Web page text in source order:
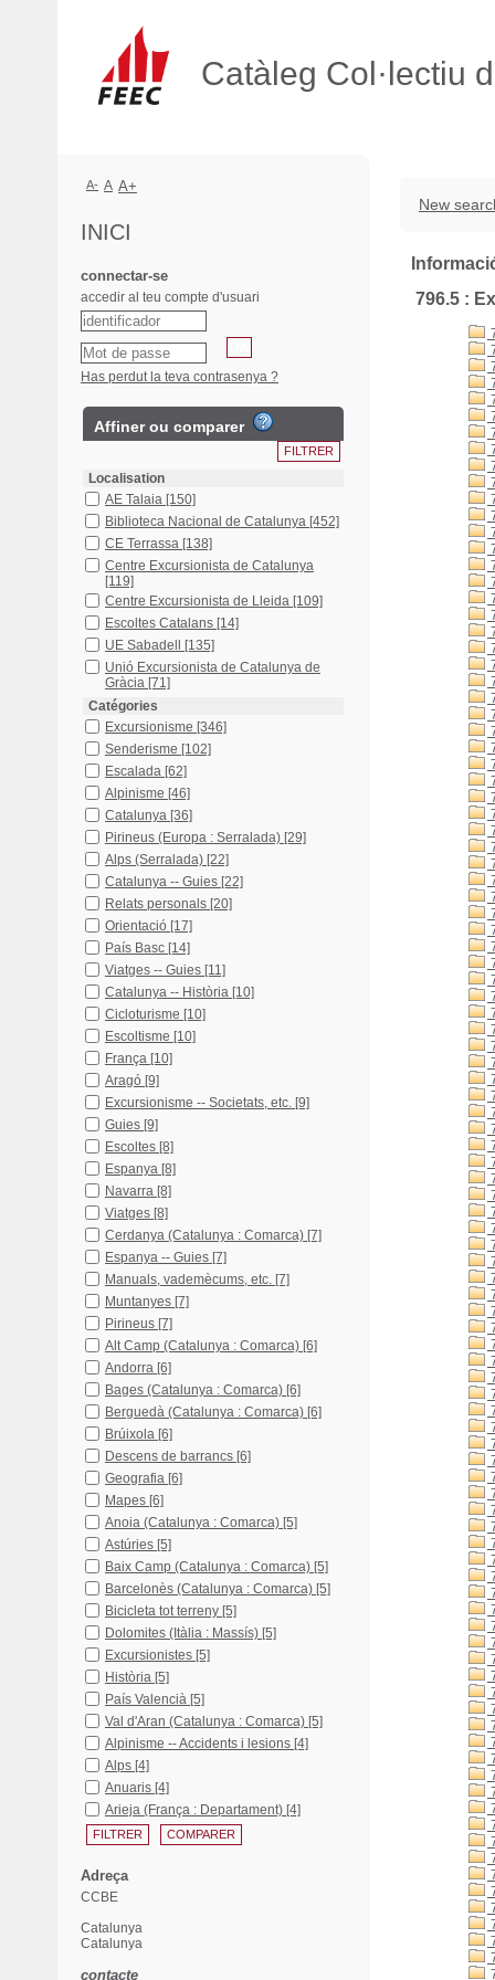
Catàleg Col·lectiu
New
796.5 :
A- A A+
INICI
connectar-se
accedir al teu compte d'usuari
Has perdut la teva contrasenya ?
Affiner ou comparer
Localisation
AE Talaia [150]
Biblioteca Nacional de Catalunya [452]
CE Terrassa [138]
Centre Excursionista de Catalunya
[119]
Centre Excursionista de Lleida [109]
Escoltes Catalans [14]
UE Sabadell
[135]
Unió Excursionista de Catalunya de
Gràcia [71]
Catégories
Excursionisme [346]
Senderisme [102]
Escalada [62]
Alpinisme [46]
Catalunya [36]
Pirineus (Europa : Serralada) [29]
Alps (Serralada) [22]
Catalunya -- Guies [22]
Relats personals [20]
Orientació [17]
País Basc [14]
Viatges -- Guies [11]
Catalunya -- Història [10]
Cicloturisme [10]
Escoltisme [10]
França [10]
Aragó [9]
Excursionisme -- Societats, etc. [9]
Guies [9]
Escoltes [8]
Espanya [8]
Navarra [8]
Viatges [8]
Cerdanya (Catalunya : Comarca) [7]
Espanya -- Guies [7]
Manuals, vademècums, etc. [7]
Muntanyes [7]
Pirineus [7]
Alt Camp (Catalunya : Comarca) [6]
Andorra [6]
Bages (Catalunya : Comarca) [6]
Berguedà (Catalunya : Comarca) [6]
Brúixola [6]
Descens de barrancs [6]
Geografia [6]
Mapes [6]
Anoia (Catalunya : Comarca) [5]
Astúries [5]
Baix Camp (Catalunya : Comarca) [5]
Barcelonès (Catalunya : Comarca) [5]
Bicicleta tot terreny [5]
Dolomites (Itàlia : Massís) [5]
Excursionistes [5]
Història [5]
País Valencià [5]
Val d'Aran (Catalunya : Comarca) [5]
Alpinisme -- Accidents i lesions [4]
Alps [4]
Anuaris [4]
Arieja (França : Departament) [4]
Adreça
CCBE
Catalunya
Catalunya
contacte